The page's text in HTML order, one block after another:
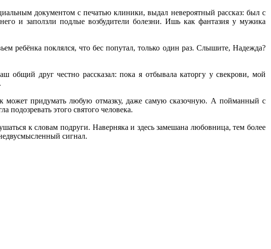
документом с печатью клиники, выдал невероятный рассказ: был с
и заползли подлые возбудители болезни. Ишь как фантазия у мужика
ребёнка поклялся, что бес попутал, только один раз. Слышите, Надежда?
общий друг честно рассказал: пока я отбывала каторгу у свекрови, мой
придумать любую отмазку, даже самую сказочную. А пойманный с
подозревать этого святого человека.
к словам подруги. Наверняка и здесь замешана любовница, тем более
сигнал.